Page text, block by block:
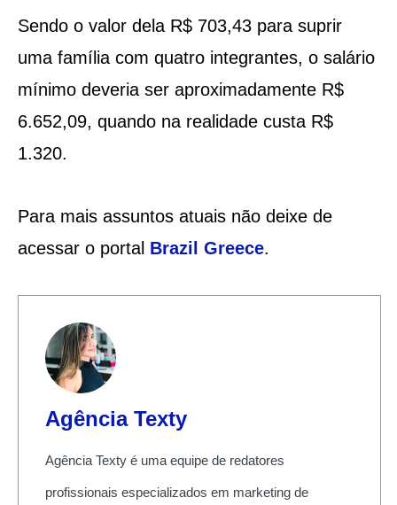
Sendo o valor dela R$ 703,43 para suprir
uma família com quatro integrantes, o salário
mínimo deveria ser aproximadamente R$
6.652,09, quando na realidade custa R$
1.320.
Para mais assuntos atuais não deixe de
acessar o portal Brazil Greece.
Agência Texty
Agência Texty é uma equipe de redatores
profissionais especializados em marketing de